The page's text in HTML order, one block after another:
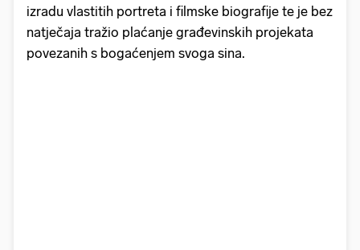
izradu vlastitih portreta i filmske biografije te je bez
natječaja tražio plaćanje građevinskih projekata
povezanih s bogaćenjem svoga sina.